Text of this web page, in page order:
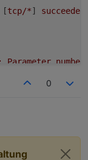
[tcp/*]
Parameter number
',' at line 1
0